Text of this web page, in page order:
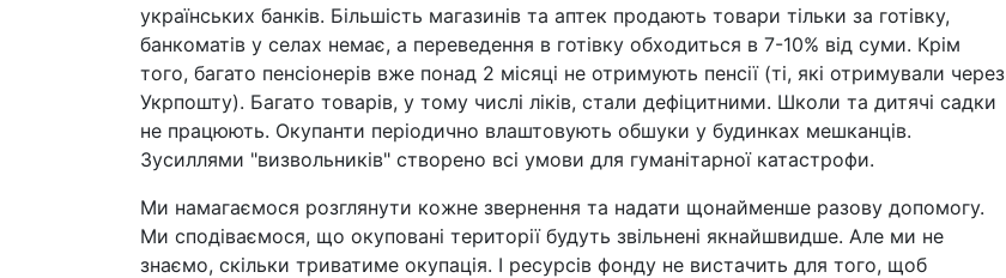
українських банків. Більшість магазинів та аптек продають товари тільки за готівку,
банкоматів у селах немає, а переведення в готівку обходиться в 7-10% від суми. Крім
того, багато пенсіонерів вже понад 2 місяці не отримують пенсії (ті, які отримували через
Укрпошту). Багато товарів, у тому числі ліків, стали дефіцитними. Школи та дитячі садки
не працюють. Окупанти періодично влаштовують обшуки у будинках мешканців.
Зусиллями "визвольників" створено всі умови для гуманітарної катастрофи.
Ми намагаємося розглянути кожне звернення та надати щонайменше разову допомогу.
Ми сподіваємося, що окуповані території будуть звільнені якнайшвидше. Але ми не
знаємо, скільки триватиме окупація. І ресурсів фонду не вистачить для того, щоб